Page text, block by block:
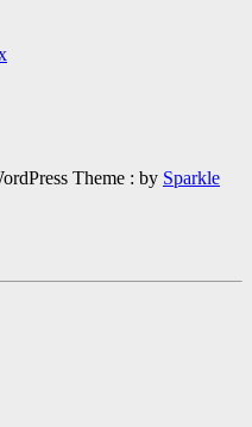
Theme : by Sparkle